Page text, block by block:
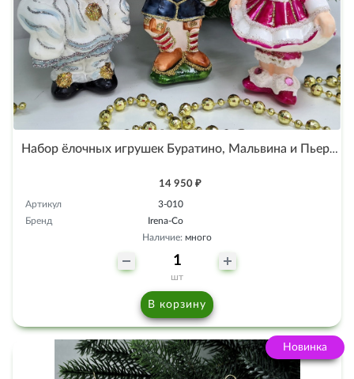
Набор ёлочных игрушек Буратино, Мальвина и Пьеро
14 950 ₽
Артикул
3-010
Бренд
Irena-Co
Наличие: много
шт
В корзину
Новинка